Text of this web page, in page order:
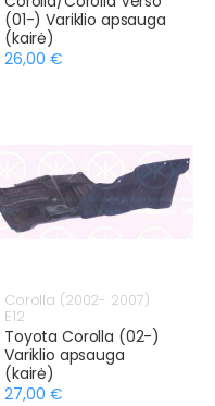
(01-) Variklio apsauga
(kairė)
26,00 €
Corolla (2002- 2007)
E12
Toyota Corolla (02-)
Variklio apsauga
(kairė)
27,00 €